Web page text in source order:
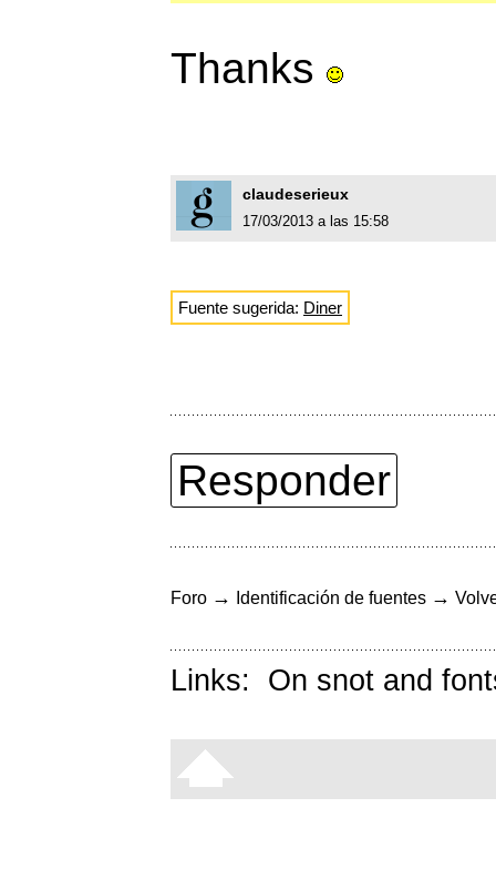
Thanks
claudeserieux
17/03/2013 a las 15:58
Fuente sugerida: Diner
Responder
Foro → Identificación de fuentes →
Links: On snot and